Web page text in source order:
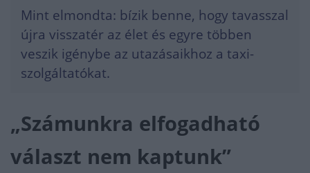
Mint elmondta: bízik benne, hogy tavasszal
újra visszatér az élet és egyre többen
veszik igénybe az utazásaikhoz a taxi-
szolgáltatókat.
„Számunkra elfogadható
választ nem kaptunk”